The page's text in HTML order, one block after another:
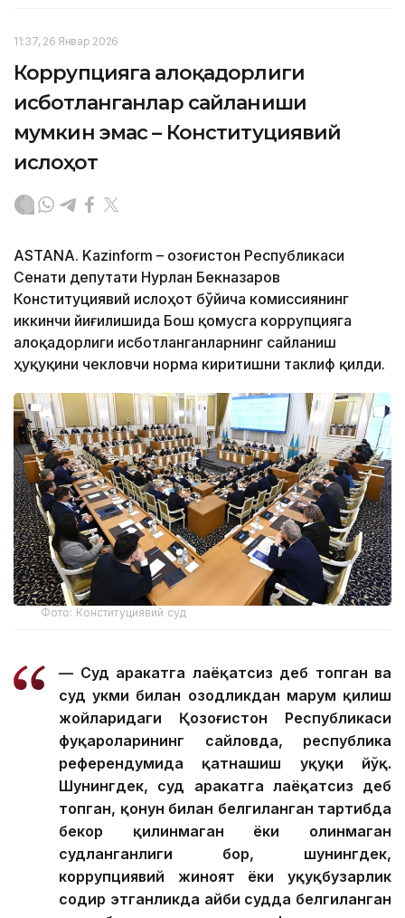
11:37, 26 Январ 2026
Коррупцияга алоқадорлиги
исботланганлар сайланиши
мумкин эмас – Конституциявий
ислоҳот
АSTANА. Kazinform – Қозоғистон Республикаси
Сенати депутати Нурлан Бекназаров
Конституциявий ислоҳот бўйича комиссиянинг
иккинчи йиғилишида Бош қомусга коррупцияга
алоқадорлиги исботланганларнинг сайланиш
ҳуқуқини чекловчи норма киритишни таклиф қилди.
Фото: Конституциявий суд
— Суд ҳаракатга лаёқатсиз деб топган ва
суд ҳукми билан озодликдан маҳрум қилиш
жойларидаги Қозоғистон Республикаси
фуқароларининг сайловда, республика
референдумида қатнашиш ҳуқуқи йўқ.
Шунингдек, суд ҳаракатга лаёқатсиз деб
топган, қонун билан белгиланган тартибда
бекор қилинмаган ёки олинмаган
судланганлиги бор, шунингдек,
коррупциявий жиноят ёки ҳуқуқбузарлик
содир этганликда айби судда белгиланган